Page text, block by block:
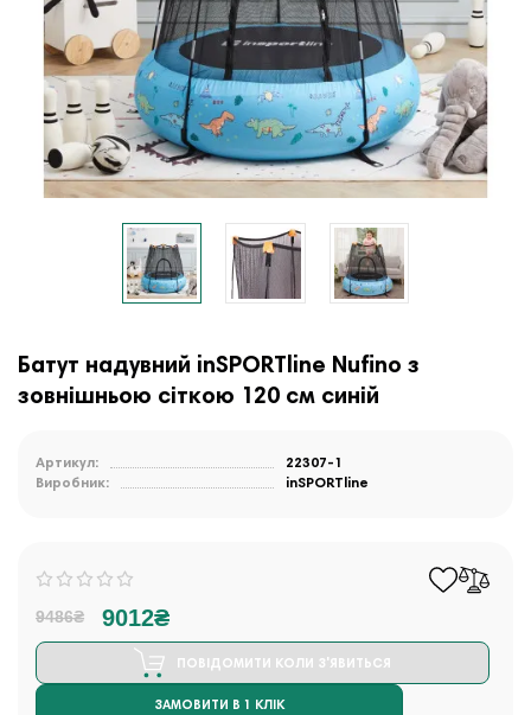
Батут надувний inSPORTline Nufino з
зовнішньою сіткою 120 см синій
Артикул:
22307-1
Виробник:
inSPORTline
9486₴ 9012₴
ПОВІДОМИТИ КОЛИ З'ЯВИТЬСЯ
ЗАМОВИТИ В 1 КЛІК